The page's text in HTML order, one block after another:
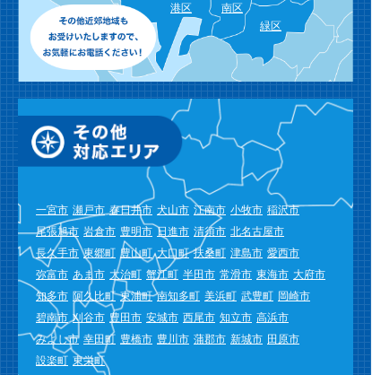
緑区
南区
港区
一宮市 瀬戸市 春日井市 犬山市 江南市 小牧市 稲沢市
尾張旭市 岩倉市 豊明市 日進市 清須市 北名古屋市
長久手市 東郷町 豊山町 大口町 扶桑町 津島市 愛西市
弥富市 あま市 大治町 蟹江町 半田市 常滑市 東海市 大府市
知多市 阿久比町 東浦町 南知多町 美浜町 武豊町 岡崎市
碧南市 刈谷市 豊田市 安城市 西尾市 知立市 高浜市
みよし市 幸田町 豊橋市 豊川市 蒲郡市 新城市 田原市
設楽町 東栄町